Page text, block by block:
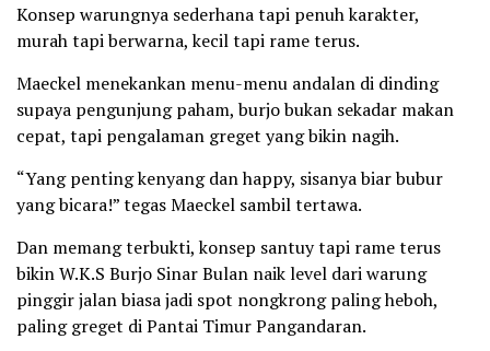
Konsep warungnya sederhana tapi penuh karakter,
murah tapi berwarna, kecil tapi rame terus.
Maeckel menekankan menu-menu andalan di dinding
supaya pengunjung paham, burjo bukan sekadar makan
cepat, tapi pengalaman greget yang bikin nagih.
“Yang penting kenyang dan happy, sisanya biar bubur
yang bicara!” tegas Maeckel sambil tertawa.
Dan memang terbukti, konsep santuy tapi rame terus
bikin W.K.S Burjo Sinar Bulan naik level dari warung
pinggir jalan biasa jadi spot nongkrong paling heboh,
paling greget di Pantai Timur Pangandaran.